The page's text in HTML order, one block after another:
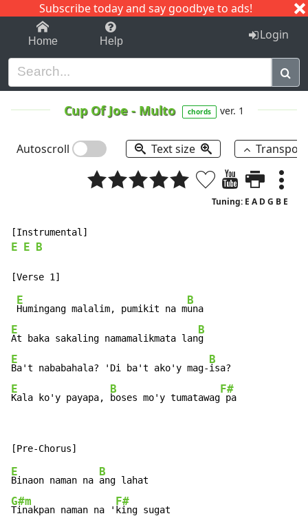
Subscribe today and say goodbye to ads!
1-9 C I J
Home Help Login
Cup Of Joe - Multo chords ver. 1
Autoscroll Text size
Tuning: E A D G B E
E E B
E
Humingang malalim, pumikit na m
B
E
At baka sakaling namamalikmata lan
B
E
Ba't nababahala? 'Di ba't ako'y mag-
B
E
Kala ko'y payapa,
B
boses mo'y tumatawag
F#
pa
E
Binaon naman na
B
G#m
Tinakpan naman na '
F#